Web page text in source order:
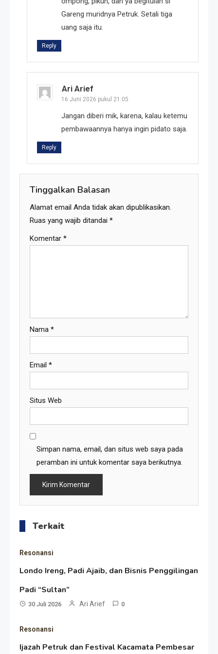
Gareng muridnya Petruk. Setali tiga
uang saja itu.
Reply
Ari Arief
16 Juni 2026 pukul 21:05
Jangan diberi mik, karena, kalau ketemu
pembawaannya hanya ingin pidato saja.
Reply
Tinggalkan Balasan
Alamat email Anda tidak akan dipublikasikan.
Ruas yang wajib ditandai *
Komentar *
Nama *
Email *
Situs Web
Simpan nama, email, dan situs web saya pada
peramban ini untuk komentar saya berikutnya.
Terkait
Resonansi
Londo Ireng, Padi Ajaib, dan Bisnis Penggilingan
Padi “Sultan”
30 Juli 2026 Ari Arief 0
Resonansi
Ijazah Petruk dan Festival Kacamata Pembesar
Resonansi
Kedempel, Lahirnya Politik
Non-Blok ke Go-Blok!
Menelusuri Akar Sejarah Ulang
Tahun PPU, Pertentangan
Bulan Peringatan vs
Pengesahan UU 7/2002
Resonansi
Satire Politik Karang
Gareng Lebih Sibuk Orasi
daripada Urus Nasi